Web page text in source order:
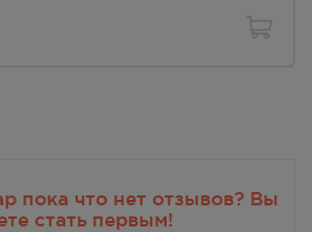
пока что нет отзывов? Вы
стать первым!